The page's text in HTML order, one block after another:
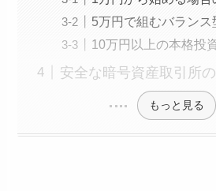
5万円で組むバラン
10万円以上の本格投
安全な暗号資産取引所
もっと見る